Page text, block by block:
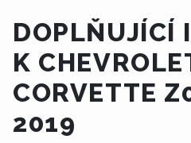
DOPLŇUJÍCÍ
K
CORVETTE
2019